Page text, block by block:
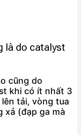
là do catalyst
cũng do
khi có ít nhất 3
tải, vòng tua
xả (đạp ga mà